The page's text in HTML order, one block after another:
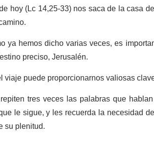
hoy (Lc 14,25-33) nos saca de la casa
ya hemos dicho varias veces, es
preciso, Jerusalén.
viaje puede proporcionarnos valiosas
tres veces las palabras que
le sigue, y les recuerda la necesidad
su plenitud.